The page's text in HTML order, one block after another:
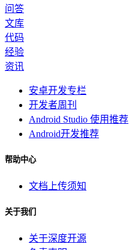
问答
文库
代码
经验
资讯
安卓开发专栏
开发者周刊
Android Studio 使用推荐
Android开发推荐
帮助中心
文档上传须知
关于我们
关于深度开源